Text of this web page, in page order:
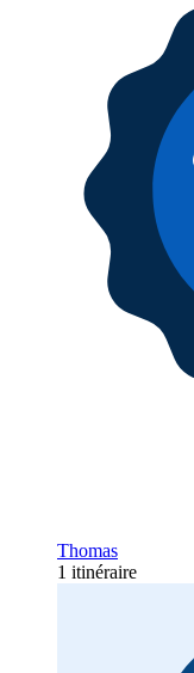
Thomas
1 itinéraire